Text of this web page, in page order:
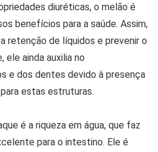
diuréticas, o melão é
benefícios para a saúde. Assim,
retenção de líquidos e prevenir o
ainda auxilia no
e dos dentes devido à presença
estas estruturas.
é a riqueza em água, que faz
para o intestino. Ele é